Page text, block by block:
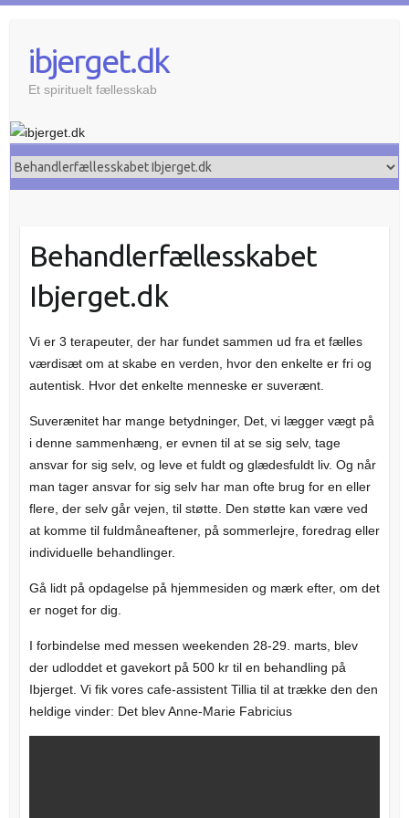
contentibjerget.dk
Et spirituelt fællesskab
Behandlerfællesskabet
Ibjerget.dk
Vi er 3 terapeuter, der har fundet sammen ud fra et fælles
værdisæt om at skabe en verden, hvor den enkelte er fri og
autentisk. Hvor det enkelte menneske er suverænt.
Suverænitet har mange betydninger, Det, vi lægger vægt på
i denne sammenhæng, er evnen til at se sig selv, tage
ansvar for sig selv, og leve et fuldt og glædesfuldt liv. Og når
man tager ansvar for sig selv har man ofte brug for en eller
flere, der selv går vejen, til støtte. Den støtte kan være ved
at komme til fuldmåneaftener, på sommerlejre, foredrag eller
individuelle behandlinger.
Gå lidt på opdagelse på hjemmesiden og mærk efter, om det
er noget for dig.
I forbindelse med messen weekenden 28-29. marts, blev
der udloddet et gavekort på 500 kr til en behandling på
Ibjerget. Vi fik vores cafe-assistent Tillia til at trække den den
heldige vinder: Det blev Anne-Marie Fabricius